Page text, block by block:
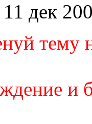
дек
тему
и